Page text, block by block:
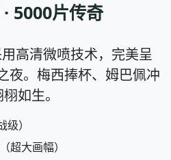
5000片传奇
高清微喷技术，完美呈
夜。梅西捧杯、姆巴佩冲
如生。
级）
超大画幅）